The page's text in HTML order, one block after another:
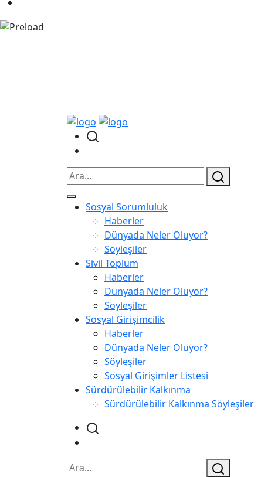
Sosyal Sorumluluk
Haberler
Dünyada Neler Oluyor?
Söyleşiler
Sivil Toplum
Haberler
Dünyada Neler Oluyor?
Söyleşiler
Sosyal Girişimcilik
Haberler
Dünyada Neler Oluyor?
Söyleşiler
Sosyal Girişimler Listesi
Sürdürülebilir Kalkınma
Sürdürülebilir Kalkınma Söyleşiler